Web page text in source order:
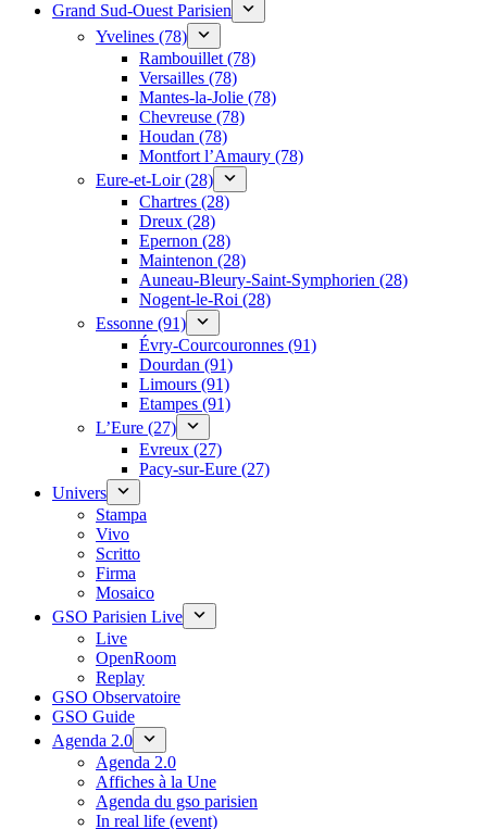
Grand Sud-Ouest Parisien
Yvelines (78)
Rambouillet (78)
Versailles (78)
Mantes-la-Jolie (78)
Chevreuse (78)
Houdan (78)
Montfort l’Amaury (78)
Eure-et-Loir (28)
Chartres (28)
Dreux (28)
Epernon (28)
Maintenon (28)
Auneau-Bleury-Saint-Symphorien (28)
Nogent-le-Roi (28)
Essonne (91)
Évry-Courcouronnes (91)
Dourdan (91)
Limours (91)
Etampes (91)
L’Eure (27)
Evreux (27)
Pacy-sur-Eure (27)
Univers
Stampa
Vivo
Scritto
Firma
Mosaico
GSO Parisien Live
Live
OpenRoom
Replay
GSO Observatoire
GSO Guide
Agenda 2.0
Agenda 2.0
Affiches à la Une
Agenda du gso parisien
In real life (event)